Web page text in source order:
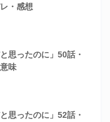
・感想
思ったのに」50話・
味
思ったのに」52話・